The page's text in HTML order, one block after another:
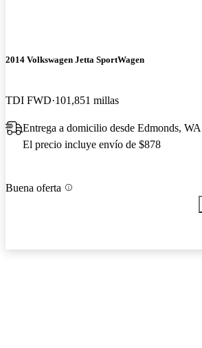
2014 Volkswagen Jetta SportWagen
TDI FWD 101,851 millas
Entrega a domicilio desde Edmonds, WA
El precio incluye envío de $878
Buena oferta